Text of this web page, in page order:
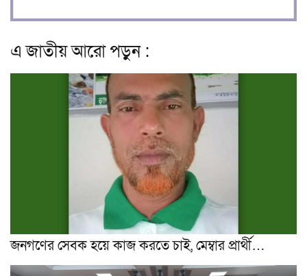
এ জাতীয় আরো পড়ুন :
জনগণের সেবক হয়ে কাজ করতে চাই, মেম্বার প্রার্থী…